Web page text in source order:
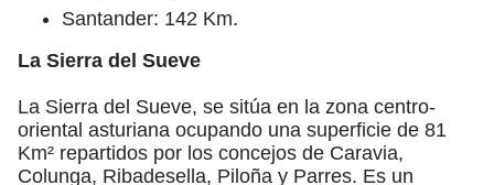
Santander: 142 Km.
La Sierra del Sueve
La Sierra del Sueve, se sitúa en la zona centro-
oriental asturiana ocupando una superficie de 81
Km² repartidos por los concejos de Caravia,
Colunga, Ribadesella, Piloña y Parres. Es un